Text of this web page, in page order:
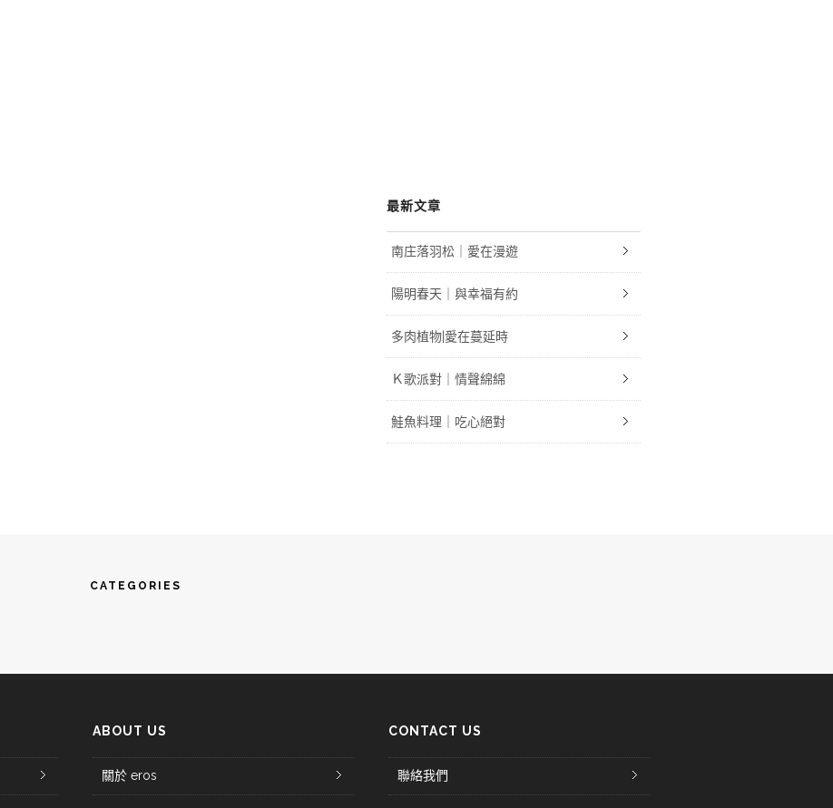
最新文章
南庄落羽松｜愛在漫遊
陽明春天｜與幸福有約
多肉植物|愛在蔓延時
Ｋ歌派對｜情聲綿綿
鮭魚料理｜吃心絕對
CATEGORIES
ABOUT US
關於 eros
CONTACT US
聯絡我們